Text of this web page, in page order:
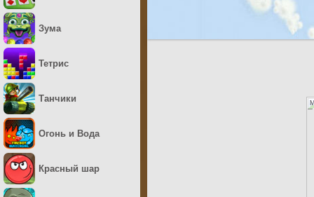
Зума
Тетрис
Танчики
Огонь и Вода
Красный шар